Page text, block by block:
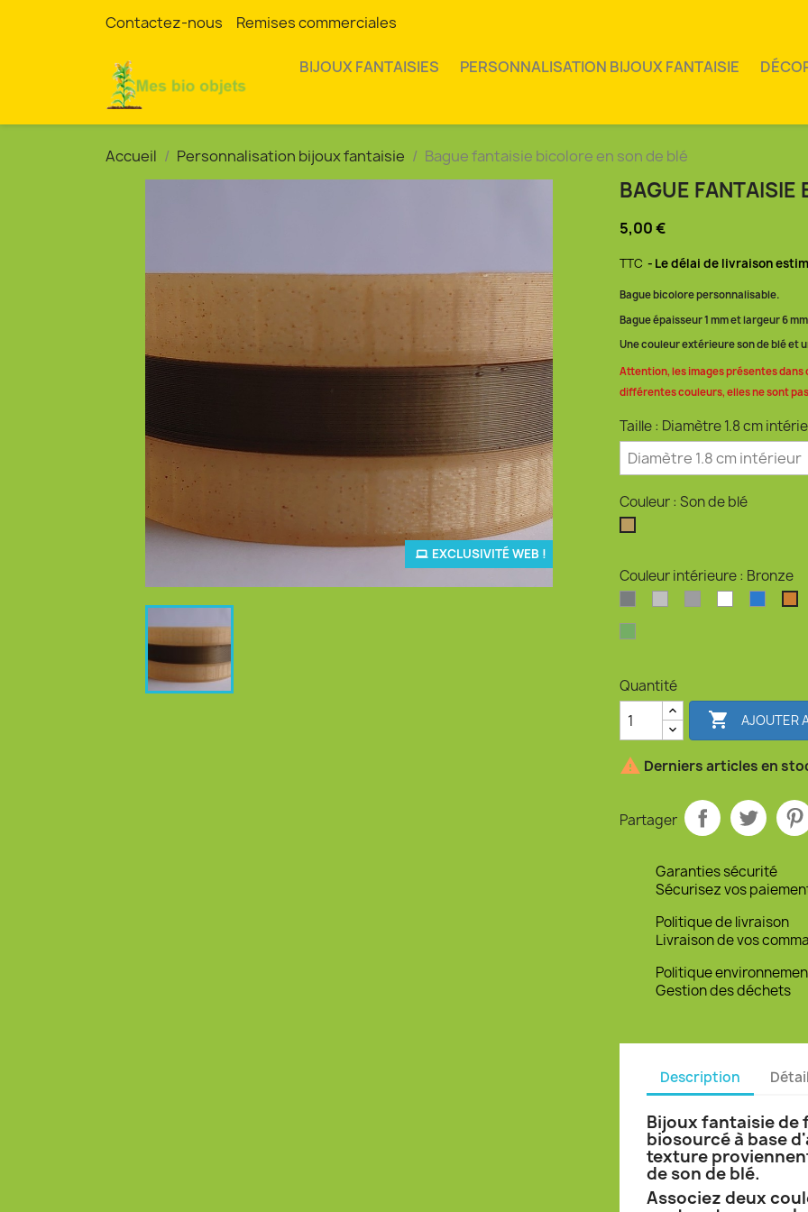
Contactez-nous Remises commerciales
BIJOUX FANTAISIES PERSONNALISATION BIJOUX FANTAISIE
Accueil Personnalisation bijoux fantaisie Bague fantaisie bicolore en son de blé
EXCLUSIVITÉ WEB !
BAGUE FANTAISIE
5,00 €
TTC Le délai de livraison
Bague bicolore personnalisable.
Bague épaisseur 1 mm et largeur 6
Une couleur extérieure son de blé et
Attention, les images présentes
différentes couleurs, elles ne sont
Taille : Diamètre 1.8 cm
Couleur : Son de blé
Couleur intérieure : Bronze
Quantité
 AJOUTER
 Derniers articles en
Partager
Garanties sécurité
Sécurisez vos
Politique de livraison
Livraison de vos
Politique
Gestion des déchets
Description
Bijoux fantaisie de
biosourcé à base
texture
de son de blé.
Associez deux